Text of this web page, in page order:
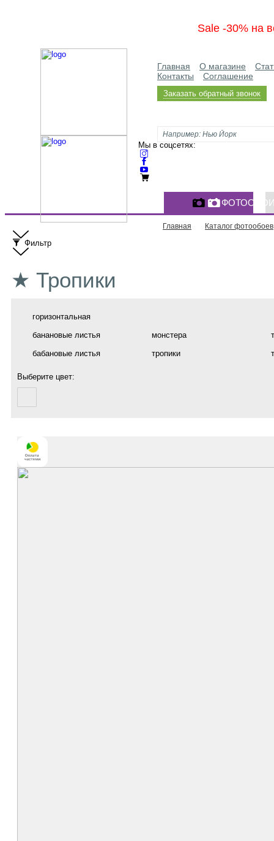
Sale -30% на
Главная О магазине
Контакты
Соглашение
Заказать обратный звонок
Мы в соцсетях:
Главная Каталог фотообоев
Фильтр
★ Тропики
горизонтальная
банановые листья
монстера
бабановые листья
тропики
Выберите цвет: